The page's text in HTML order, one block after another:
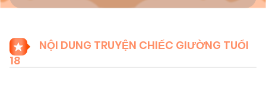
NỘI DUNG TRUYỆN CHIẾC GIƯỜNG TUỔI
18